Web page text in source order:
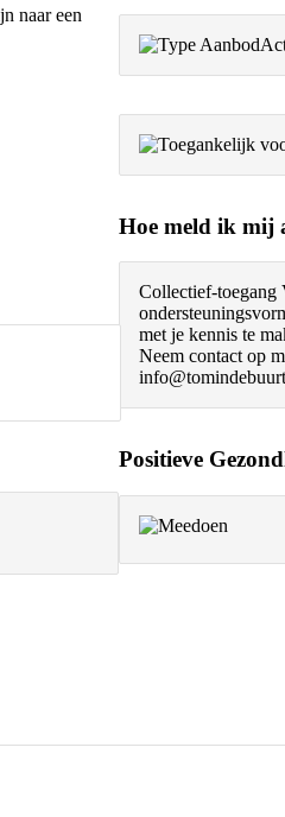
naar een
Hoe meld ik mij
Collectief-toegang
met je kennis te
Neem contact op
Positieve